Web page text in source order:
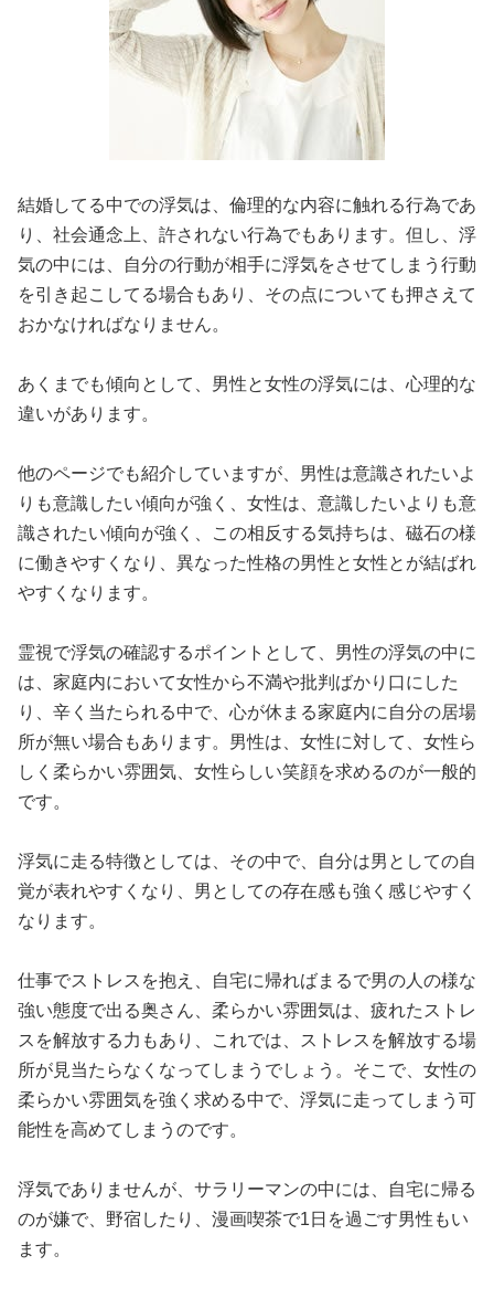
結婚してる中での浮気は、倫理的な内容に触れる行為であ
り、社会通念上、許されない行為でもあります。但し、浮
気の中には、自分の行動が相手に浮気をさせてしまう行動
を引き起こしてる場合もあり、その点についても押さえて
おかなければなりません。
あくまでも傾向として、男性と女性の浮気には、心理的な
違いがあります。
他のページでも紹介していますが、男性は意識されたいよ
りも意識したい傾向が強く、女性は、意識したいよりも意
識されたい傾向が強く、この相反する気持ちは、磁石の様
に働きやすくなり、異なった性格の男性と女性とが結ばれ
やすくなります。
霊視で浮気の確認するポイントとして、男性の浮気の中に
は、家庭内において女性から不満や批判ばかり口にした
り、辛く当たられる中で、心が休まる家庭内に自分の居場
所が無い場合もあります。男性は、女性に対して、女性ら
しく柔らかい雰囲気、女性らしい笑顔を求めるのが一般的
です。
浮気に走る特徴としては、その中で、自分は男としての自
覚が表れやすくなり、男としての存在感も強く感じやすく
なります。
仕事でストレスを抱え、自宅に帰ればまるで男の人の様な
強い態度で出る奥さん、柔らかい雰囲気は、疲れたストレ
スを解放する力もあり、これでは、ストレスを解放する場
所が見当たらなくなってしまうでしょう。そこで、女性の
柔らかい雰囲気を強く求める中で、浮気に走ってしまう可
能性を高めてしまうのです。
浮気でありませんが、サラリーマンの中には、自宅に帰る
のが嫌で、野宿したり、漫画喫茶で1日を過ごす男性もい
ます。